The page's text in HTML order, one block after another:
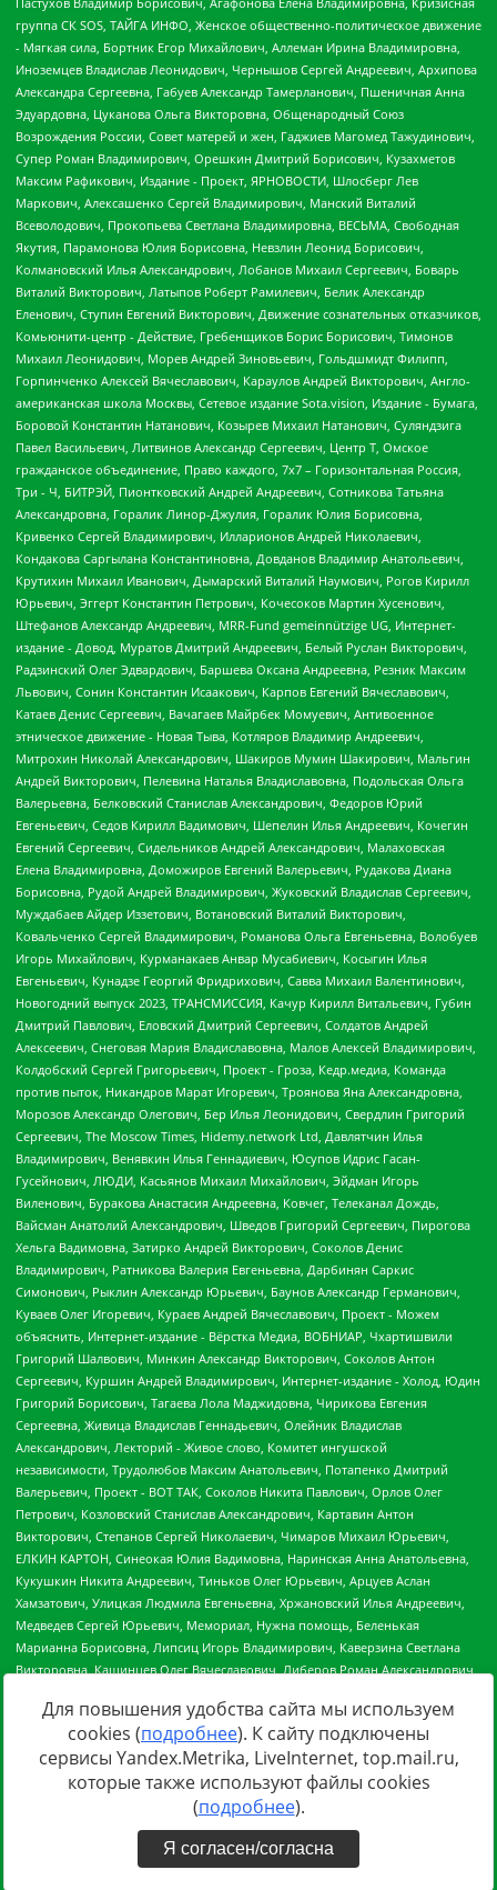
Источник:https://minjust.gov.ru/uploaded/files/reestr-
inostrannyih-agentov-22-03-2024.pdfданные на22.03.2024
Для повышения удобства сайта мы используем
cookies (подробнее). К сайту подключены
сервисы Yandex.Metrika, LiveInternet, top.mail.ru,
которые также используют файлы cookies
(подробнее).
Я согласен/согласна